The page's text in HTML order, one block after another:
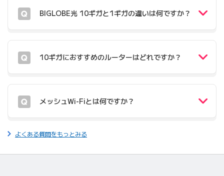
BIGLOBE光 10ギガと1ギガの違いは何ですか？
10ギガにおすすめのルーターはどれですか？
メッシュWi-Fiとは何ですか？
よくある質問をもっとみる